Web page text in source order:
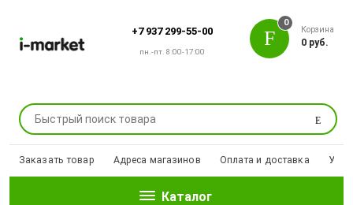
+7 937 299-55-00
пн.-пт. 8:00-17:00
Поиск
0
Корзина
0 руб.
Заказать товар Адреса магазинов Оплата и доставка
Каталог